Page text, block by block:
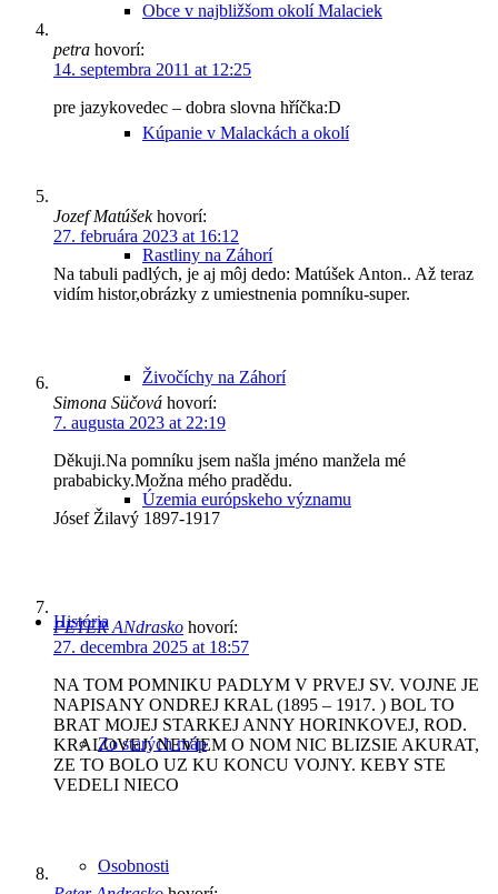
Obce v najbližšom okolí Malaciek
Kúpanie v Malackách a okolí
Rastliny na Záhorí
Živočíchy na Záhorí
Územia európskeho významu
História
Zo starých máp
Osobnosti
petra hovorí:
14. septembra 2011 at 12:25
pre jazykovedec – dobra slovna hříčka:D
Jozef Matúšek hovorí:
27. februára 2023 at 16:12
Na tabuli padlých, je aj môj dedo: Matúšek Anton.. Až teraz
vidím histor,obrázky z umiestnenia pomníku-super.
Simona Süčová hovorí:
7. augusta 2023 at 22:19
Děkuji.Na pomníku jsem našla jméno manžela mé
prababicky.Možna mého pradědu.
Jósef Žilavý 1897-1917
PETER ANdrasko hovorí:
27. decembra 2025 at 18:57
NA TOM POMNIKU PADLYM V PRVEJ SV. VOJNE JE
NAPISANY ONDREJ KRAL (1895 – 1917. ) BOL TO
BRAT MOJEJ STARKEJ ANNY HORINKOVEJ, ROD.
KRALOVEJ. NEVIEM O NOM NIC BLIZSIE AKURAT,
ZE TO BOLO UZ KU KONCU VOJNY. KEBY STE
VEDELI NIECO